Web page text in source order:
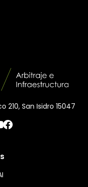
210, San Isidro 15047